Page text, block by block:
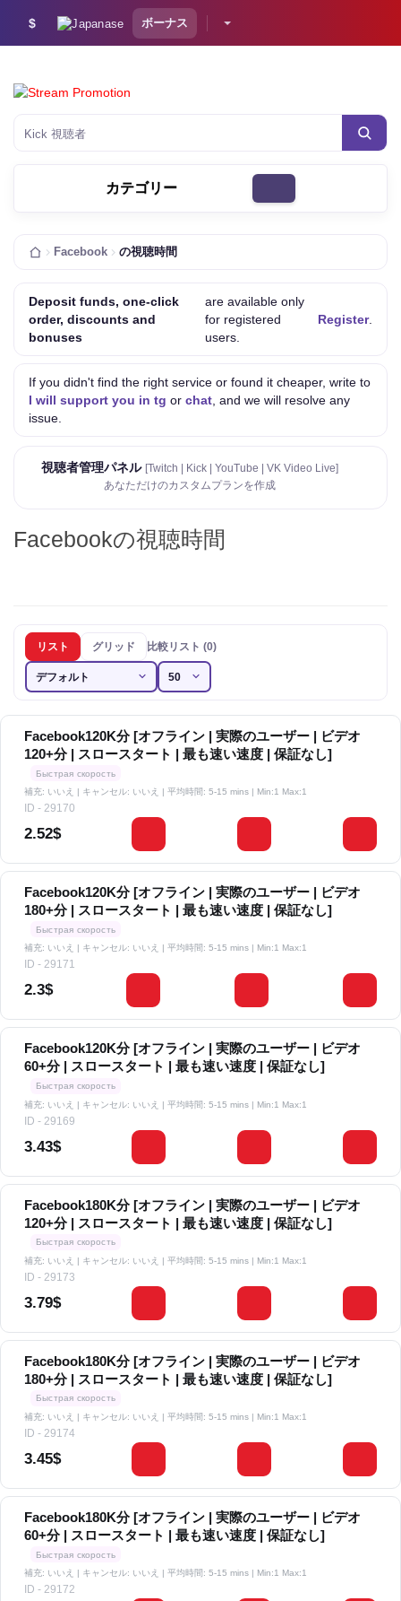
$ ボーナス
カテゴリー
Facebook の視聴時間
Deposit funds, one-click
order, discounts and
bonuses
are available only
for registered
users.
Register.
If you didn't find the right service or found it cheaper, write to
I will support you in tg or chat , and we will resolve any
issue.
視聴者管理パネル [Twitch | Kick | YouTube | VK Video Live]
あなただけのカスタムプランを作成
Facebookの視聴時間
リスト グリッド 比較リスト (0)
Facebook120K分 [オフライン | 実際のユーザー | ビデオ
120+分 | スロースタート | 最も速い速度 | 保証なし]
Быстрая скорость
補充: いいえ | キャンセル: いいえ | 平均時間: 5-15 mins | Min:1 Max:1
ID - 29170
2.52$
Facebook120K分 [オフライン | 実際のユーザー | ビデオ
180+分 | スロースタート | 最も速い速度 | 保証なし]
Быстрая скорость
補充: いいえ | キャンセル: いいえ | 平均時間: 5-15 mins | Min:1 Max:1
ID - 29171
2.3$
Facebook120K分 [オフライン | 実際のユーザー | ビデオ
60+分 | スロースタート | 最も速い速度 | 保証なし]
Быстрая скорость
補充: いいえ | キャンセル: いいえ | 平均時間: 5-15 mins | Min:1 Max:1
ID - 29169
3.43$
Facebook180K分 [オフライン | 実際のユーザー | ビデオ
120+分 | スロースタート | 最も速い速度 | 保証なし]
Быстрая скорость
補充: いいえ | キャンセル: いいえ | 平均時間: 5-15 mins | Min:1 Max:1
ID - 29173
3.79$
Facebook180K分 [オフライン | 実際のユーザー | ビデオ
180+分 | スロースタート | 最も速い速度 | 保証なし]
Быстрая скорость
補充: いいえ | キャンセル: いいえ | 平均時間: 5-15 mins | Min:1 Max:1
ID - 29174
3.45$
Facebook180K分 [オフライン | 実際のユーザー | ビデオ
60+分 | スロースタート | 最も速い速度 | 保証なし]
Быстрая скорость
補充: いいえ | キャンセル: いいえ | 平均時間: 5-15 mins | Min:1 Max:1
ID - 29172